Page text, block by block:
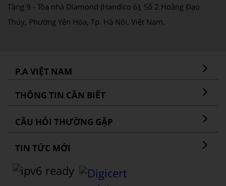
Tầng 9 - Tòa nhà Diamond (Handico 6), Số 2 Hoàng Đạo
Thúy, Phường Yên Hòa, Tp. Hà Nội, Việt Nam.
P.A VIỆT NAM
THÔNG TIN CẦN BIẾT
CÂU HỎI THƯỜNG GẶP
TIN TỨC MỚI